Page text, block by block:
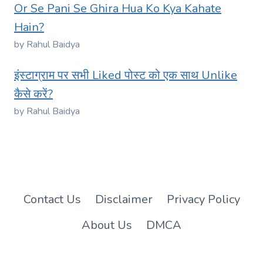
Or Se Pani Se Ghira Hua Ko Kya Kahate
Hain?
by Rahul Baidya
इंस्टाग्राम पर सभी Liked पोस्ट को एक साथ Unlike
कैसे करें?
by Rahul Baidya
Contact Us Disclaimer
Privacy Policy
About Us
DMCA